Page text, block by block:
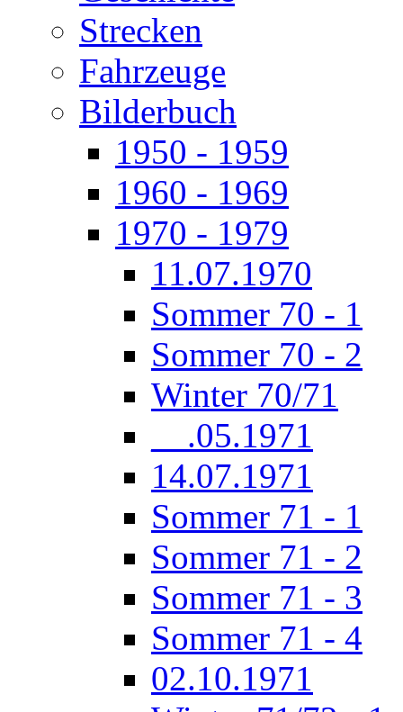
Strecken
Fahrzeuge
Bilderbuch
1950 - 1959
1960 - 1969
1970 - 1979
11.07.1970
Sommer 70 - 1
Sommer 70 - 2
Winter 70/71
__.05.1971
14.07.1971
Sommer 71 - 1
Sommer 71 - 2
Sommer 71 - 3
Sommer 71 - 4
02.10.1971